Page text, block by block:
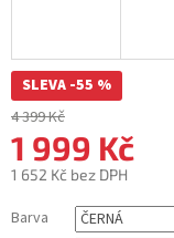
SLEVA -55 %
4 399 Kč
1 999 Kč
1 652 Kč bez DPH
cena:
Barva